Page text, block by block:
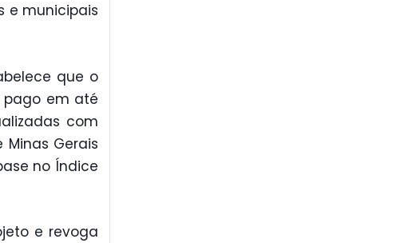
e municipais
que o
pago em até
com
Gerais
no Índice
e revoga